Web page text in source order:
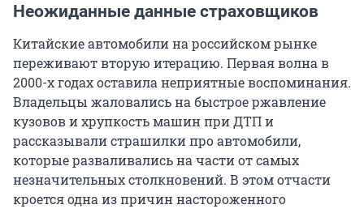
Неожиданные данные страховщиков
Китайские автомобили на российском рынке
переживают вторую итерацию. Первая волна в
2000-х годах оставила неприятные воспоминания.
Владельцы жаловались на быстрое ржавление
кузовов и хрупкость машин при ДТП и
рассказывали страшилки про автомобили,
которые разваливались на части от самых
незначительных столкновений. В этом отчасти
кроется одна из причин настороженного